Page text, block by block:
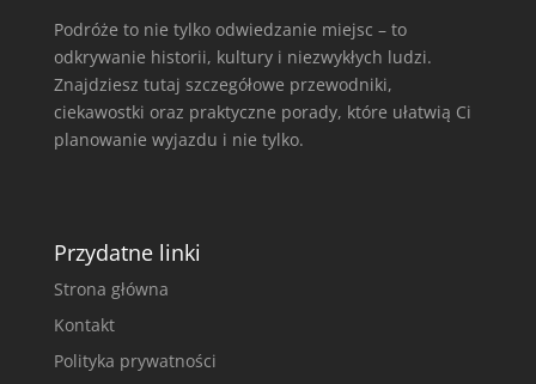
Podróże to nie tylko odwiedzanie miejsc – to
odkrywanie historii, kultury i niezwykłych ludzi.
Znajdziesz tutaj szczegółowe przewodniki,
ciekawostki oraz praktyczne porady, które ułatwią Ci
planowanie wyjazdu i nie tylko.
Przydatne linki
Strona główna
Kontakt
Polityka prywatności